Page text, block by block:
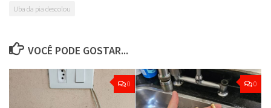
Uba da pia descolou
VOCÊ PODE GOSTAR...
0 0